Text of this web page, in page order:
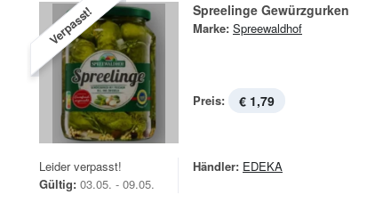
Verpasst! Spreelinge Gewürzgurken
Marke: Spreewaldhof
Preis: € 1,79
Leider verpasst!
Gültig: 03.05. - 09.05.
Händler: EDEKA